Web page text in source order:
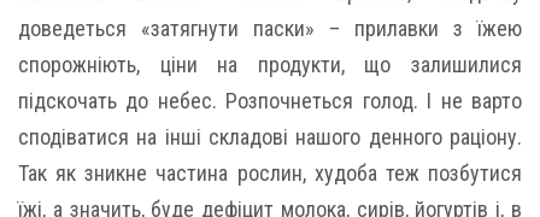
доведеться «затягнути паски» – прилавки з їжею
спорожніють, ціни на продукти, що залишилися
підскочать до небес. Розпочнеться голод. І не варто
сподіватися на інші складові нашого денного раціону.
Так як зникне частина рослин, худоба теж позбутися
їжі, а значить, буде дефіцит молока, сирів, йогуртів і, в